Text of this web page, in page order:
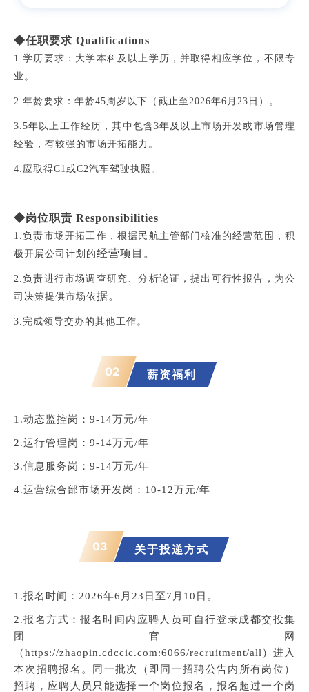
◆任职要求 Qualifications
1.学历要求：大学本科及以上学历，并取得相应学位，不限专
业。
2.年龄要求：年龄45周岁以下（截止至2026年6月23日）。
3.5年以上工作经历，其中包含3年及以上市场开发或市场管理
经验，有较强的市场开拓能力。
4.应取得C1或C2汽车驾驶执照。
◆岗位职责 Responsibilities
1.负责市场开拓工作，根据民航主管部门核准的经营范围，积
极开展公司计划的经营项目。
2.负责进行市场调查研究、分析论证，提出可行性报告，为公
司决策提供市场依据。
3.完成领导交办的其他工作。
02 薪资福利
1.动态监控岗：9-14万元/年
2.运行管理岗：9-14万元/年
3.信息服务岗： 9-14万元/年
4.运营综合部市场开发岗：10-12万元/年
03 关于投递方式
1.报名时间：2026年6月23日至7月10日。
2.报名方式：报名时间内应聘人员可自行登录成都交投集
团官网
（https://zhaopin.cdccic.com:6066/recruitment/all）进入
本次招聘报名。同一批次（即同一招聘公告内所有岗位）
招聘，应聘人员只能选择一个岗位报名，报名超过一个岗